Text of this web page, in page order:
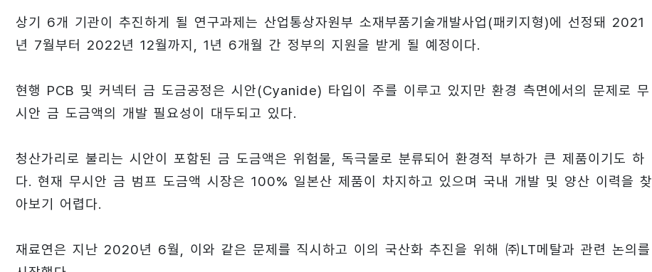
상기 6개 기관이 추진하게 될 연구과제는 산업통상자원부 소재부품기술개발사업(패키지형)에 선정돼 2021
년 7월부터 2022년 12월까지, 1년 6개월 간 정부의 지원을 받게 될 예정이다.
현행 PCB 및 커넥터 금 도금공정은 시안(Cyanide) 타입이 주를 이루고 있지만 환경 측면에서의 문제로 무
시안 금 도금액의 개발 필요성이 대두되고 있다.
청산가리로 불리는 시안이 포함된 금 도금액은 위험물, 독극물로 분류되어 환경적 부하가 큰 제품이기도 하
다. 현재 무시안 금 범프 도금액 시장은 100% 일본산 제품이 차지하고 있으며 국내 개발 및 양산 이력을 찾
아보기 어렵다.
재료연은 지난 2020년 6월, 이와 같은 문제를 직시하고 이의 국산화 추진을 위해 ㈜LT메탈과 관련 논의를